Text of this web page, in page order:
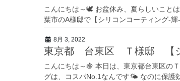
こんにちは～🕊 お盆休み、夏らしいこと
葉市のA様邸で【シリコンコーティング-
8月 3, 2022
東京都 台東区 Ｔ様邸 【
こんにちは～🍇 本日は、東京都台東区の
グは、コスパNo.1なんです🌤 なのに保護